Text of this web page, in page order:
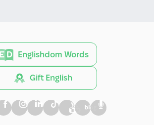
Englishdom Words
Gift English